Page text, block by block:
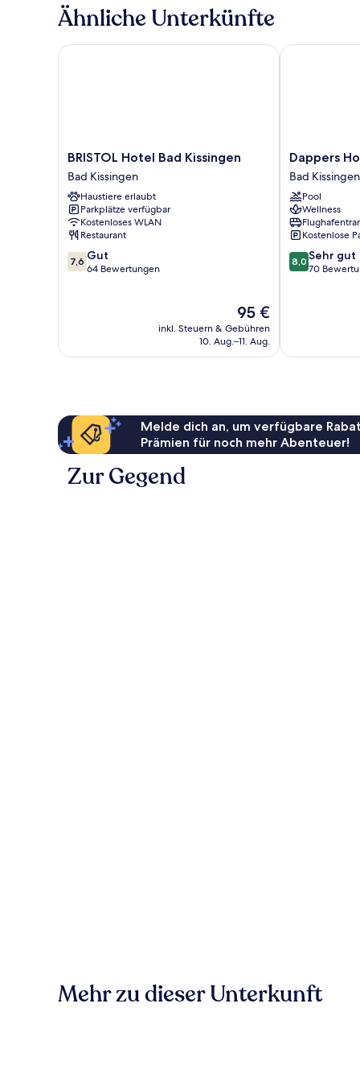
Balkon
Ähnliche Unterkünfte
BRISTOL
Hotel
Bad
Kissingen
Bad
Kissingen
BRISTOL Hotel Bad Kissingen
Bad Kissingen
Haustiere erlaubt
Parkplätze verfügbar
Kostenloses WLAN
Restaurant
7.6
von
7,6 Gut
64 Bewertungen
Der
Preis
beträgt
95 €
inkl. Steuern & Gebühren
10. Aug.–11. Aug.
BRISTOL Hotel Bad Kissingen
Dappers
Hotel
-
Spa
-
Genuss
Bad
Kissingen
Dappers
Bad Kissingen
Pool
Wellness
Kostenlose
8.0
von
8,0 Sehr gut
70
Dappers
Melde dich an, um verfügbare
Prämien für noch mehr Abenteuer!
Zur Gegend
Mehr zu dieser Unterkunft